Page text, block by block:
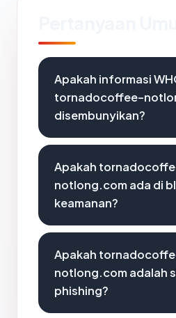
Apakah informasi
tornadocoffee-
disembunyikan?
Apakah
notlong.com ada di
keamanan?
Apakah
notlong.com adalah
phishing?